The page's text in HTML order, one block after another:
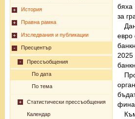
История
Правна рамка
Изследвания и публикации
Пресцентър
Прессъобщения
По дата
По тема
Статистически прессъобщения
Календар
бяха
за
евро